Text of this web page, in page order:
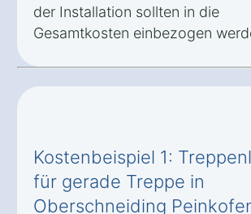
der Installation sollten in die
Gesamtkosten einbezogen
Kostenbeispiel 1:
für gerade Treppe in
Oberschneiding